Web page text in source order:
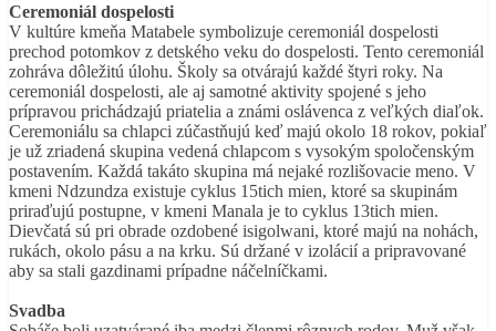
Ceremoniál dospelosti
V kultúre kmeňa Matabele symbolizuje ceremoniál dospelosti
prechod potomkov z detského veku do dospelosti. Tento ceremoniál
zohráva dôležitú úlohu. Školy sa otvárajú každé štyri roky. Na
ceremoniál dospelosti, ale aj samotné aktivity spojené s jeho
prípravou prichádzajú priatelia a známi oslávenca z veľkých diaľok.
Ceremoniálu sa chlapci zúčastňujú keď majú okolo 18 rokov, pokiaľ
je už zriadená skupina vedená chlapcom s vysokým spoločenským
postavením. Každá takáto skupina má nejaké rozlišovacie meno. V
kmeni Ndzundza existuje cyklus 15tich mien, ktoré sa skupinám
priraďujú postupne, v kmeni Manala je to cyklus 13tich mien.
Dievčatá sú pri obrade ozdobené isigolwani, ktoré majú na nohách,
rukách, okolo pásu a na krku. Sú držané v izolácií a pripravované
aby sa stali gazdinami prípadne náčelníčkami.
Svadba